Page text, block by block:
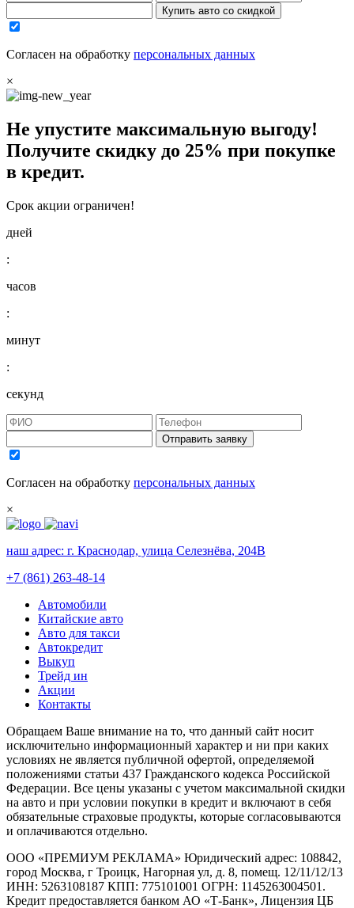
Купить авто со скидкой
Согласен на обработку персональных данных
×
Не упустите максимальную выгоду!
Получите скидку до 25% при покупке
в кредит.
Срок акции ограничен!
дней
:
часов
:
минут
:
секунд
Отправить заявку
Согласен на обработку персональных данных
×
наш адрес: г. Краснодар, улица Селезнёва, 204В
+7 (861) 263-48-14
Автомобили
Китайские авто
Авто для такси
Автокредит
Выкуп
Трейд ин
Акции
Контакты
Обращаем Ваше внимание на то, что данный сайт носит
исключительно информационный характер и ни при каких
условиях не является публичной офертой, определяемой
положениями статьи 437 Гражданского кодекса Российской
Федерации. Все цены указаны с учетом максимальной скидки
на авто и при условии покупки в кредит и включают в себя
обязательные страховые продукты, которые согласовываются
и оплачиваются отдельно.
ООО «ПРЕМИУМ РЕКЛАМА» Юридический адрес: 108842,
город Москва, г Троицк, Нагорная ул, д. 8, помещ. 12/11/12/13
ИНН: 5263108187 КПП: 775101001 ОГРН: 1145263004501.
Кредит предоставляется банком АО «Т-Банк», Лицензия ЦБ